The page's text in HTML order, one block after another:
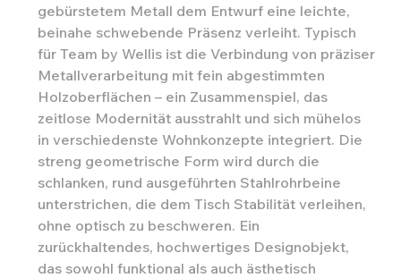
gebürstetem Metall dem Entwurf eine leichte,
beinahe schwebende Präsenz verleiht. Typisch
für Team by Wellis ist die Verbindung von präziser
Metallverarbeitung mit fein abgestimmten
Holzoberflächen – ein Zusammenspiel, das
zeitlose Modernität ausstrahlt und sich mühelos
in verschiedenste Wohnkonzepte integriert. Die
streng geometrische Form wird durch die
schlanken, rund ausgeführten Stahlrohrbeine
unterstrichen, die dem Tisch Stabilität verleihen,
ohne optisch zu beschweren. Ein
zurückhaltendes, hochwertiges Designobjekt,
das sowohl funktional als auch ästhetisch